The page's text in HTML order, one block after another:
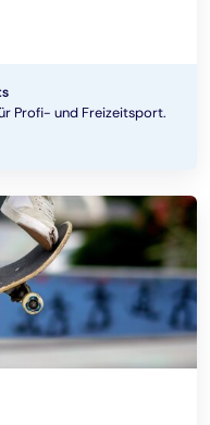
Profi- und Freizeitsport.